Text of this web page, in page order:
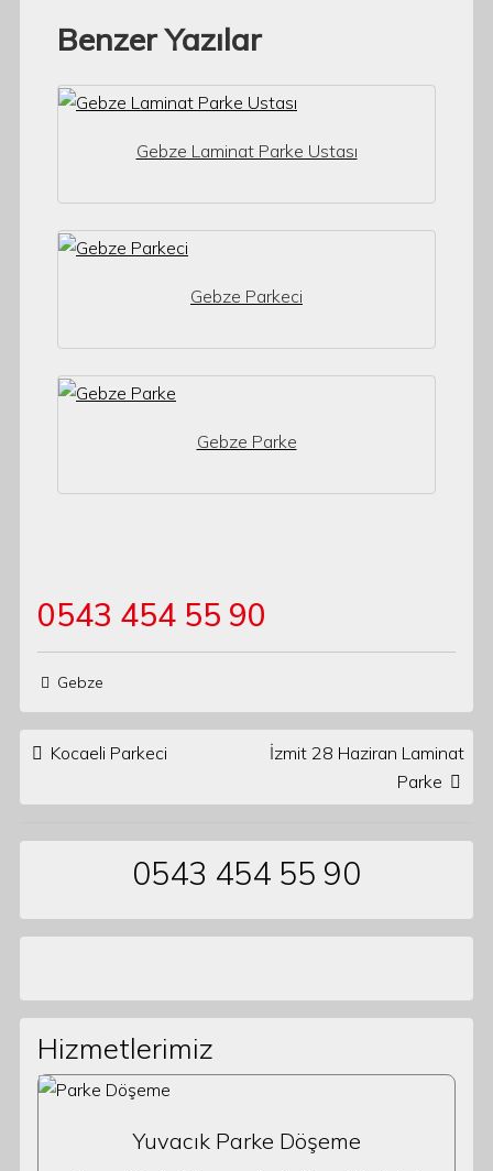
Benzer Yazılar
Gebze Laminat Parke Ustası
Gebze Parkeci
Gebze Parke
0543 454 55 90
Gebze
Post navigation
Kocaeli Parkeci
İzmit 28 Haziran Laminat
Parke
0543 454 55 90
Hizmetlerimiz
Yuvacık Parke Döşeme